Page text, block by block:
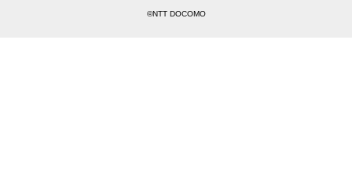
©NTT DOCOMO